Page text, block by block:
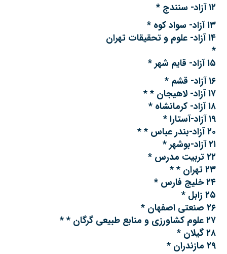
۱۲ آزاد- سنندج *
۱۳ آزاد- سواد کوه *
۱۴ آزاد- علوم و تحقیقات تهران
*
۱۵ آزاد- قایم شهر *
۱۶ آزاد- قشم *
۱۷ آزاد- لاهیجان * *
۱۸ آزاد- کرمانشاه *
۱۹ آزاد-آستارا *
۲۰ آزاد-بندر عباس * *
۲۱ آزاد-بوشهر *
۲۲ تربیت مدرس *
۲۳ تهران * *
۲۴ خلیج فارس *
۲۵ زابل *
۲۶ صنعتی اصفهان *
۲۷ علوم کشاورزی و منابع طبیعی گرگان * *
۲۸ گیلان *
۲۹ مازندران *